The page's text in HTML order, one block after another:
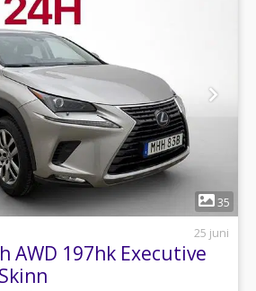
1
35
25 juni
AWD 197hk Executive